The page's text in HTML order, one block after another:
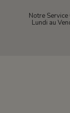
Notre
Lundi au